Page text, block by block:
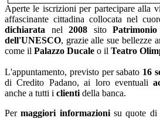
Aperte le iscrizioni per partecipare alla
affascinante cittadina collocata nel
dichiarata nel2008 sito
dell'UNESCO, grazie alle sue bellezze
come il Palazzo Ducale o il Teatro
L'appuntamento, previsto per sabato 16
di Credito Padano, ai loro eventuali
anche a tutti i clienti della banca.
Permaggiori informazionisu quote di